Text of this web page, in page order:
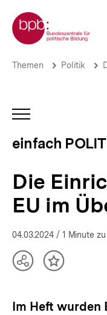
zum
Seiteninhalt
springen
Zur Startseite der bpb
Die
im
Überblick
einfach
bpb.de
Themen Politik
einfach
Die
EU im
04.03.2024 / 1 Minute
TeilenInhalt
Im Heft wurden